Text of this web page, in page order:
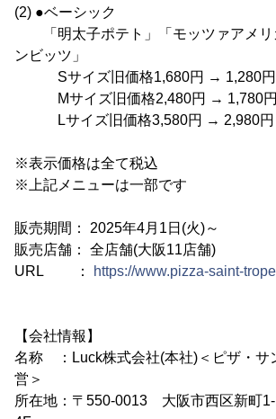
(2) ●ベーシック
「明太子ポテト」「モッツァアメリ
ンビッツ」
Sサイズ旧価格1,680円 → 1,280円
Mサイズ旧価格2,480円 → 1,780円
Lサイズ旧価格3,580円 → 2,980円
※表示価格は全て税込
※上記メニューは一部です
販売期間： 2025年4月1日(火)～
販売店舗： 全店舗(大阪11店舗)
URL ：
https://www.pizza-saint-
【会社情報】
名称 ：Luck株式会社(本社)＜ピザ・サ
営＞
所在地：〒550-0013 大阪市西区新町